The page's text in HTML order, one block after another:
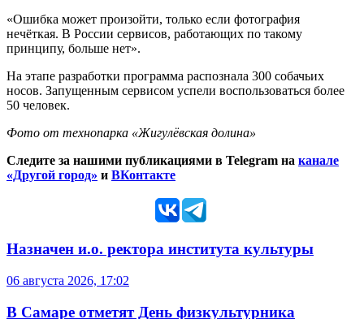
«Ошибка может произойти, только если фотография
нечёткая. В России сервисов, работающих по такому
принципу, больше нет».
На этапе разработки программа распознала 300 собачьих
носов. Запущенным сервисом успели воспользоваться более
50 человек.
Фото от технопарка «Жигулёвская долина»
Следите за нашими публикациями в Telegram на канале
«Другой город» и ВКонтакте
Назначен и.о. ректора института культуры
06 августа 2026, 17:02
В Самаре отметят День физкультурника